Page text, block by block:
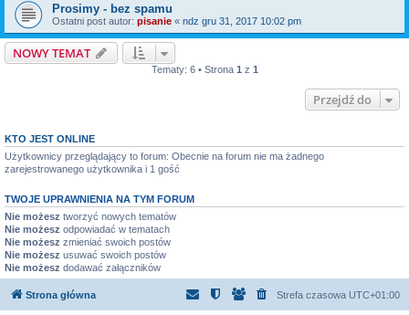
Prosimy - bez spamu
Ostatni post autor: pisanie « ndz gru 31, 2017 10:02 pm
NOWY TEMAT
Tematy: 6 • Strona 1 z 1
Przejdź do
KTO JEST ONLINE
Użytkownicy przeglądający to forum: Obecnie na forum nie ma żadnego
zarejestrowanego użytkownika i 1 gość
TWOJE UPRAWNIENIA NA TYM FORUM
Nie możesz tworzyć nowych tematów
Nie możesz odpowiadać w tematach
Nie możesz zmieniać swoich postów
Nie możesz usuwać swoich postów
Nie możesz dodawać załączników
Strona główna Strefa czasowa UTC+01:00